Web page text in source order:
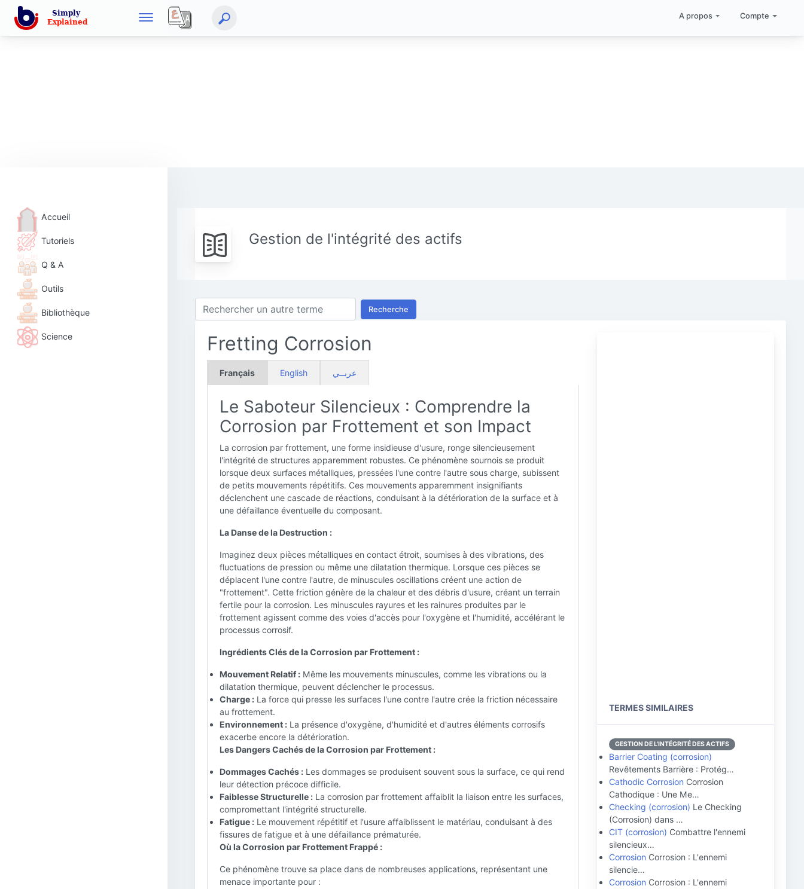
A propos Compte
Accueil
Tutoriels
Q & A
Outils
Bibliothèque
Science
Gestion de l'intégrité des actifs
Recherche
Fretting Corrosion
Français English عربــي
Le Saboteur Silencieux : Comprendre la
Corrosion par Frottement et son Impact
La corrosion par frottement, une forme insidieuse d'usure, ronge silencieusement
l'intégrité de structures apparemment robustes. Ce phénomène sournois se produit
lorsque deux surfaces métalliques, pressées l'une contre l'autre sous charge, subissent
de petits mouvements répétitifs. Ces mouvements apparemment insignifiants
déclenchent une cascade de réactions, conduisant à la détérioration de la surface et à
une défaillance éventuelle du composant.
La Danse de la Destruction :
Imaginez deux pièces métalliques en contact étroit, soumises à des vibrations, des
fluctuations de pression ou même une dilatation thermique. Lorsque ces pièces se
déplacent l'une contre l'autre, de minuscules oscillations créent une action de
"frottement". Cette friction génère de la chaleur et des débris d'usure, créant un terrain
fertile pour la corrosion. Les minuscules rayures et les rainures produites par le
frottement agissent comme des voies d'accès pour l'oxygène et l'humidité, accélérant le
processus corrosif.
Ingrédients Clés de la Corrosion par Frottement :
Mouvement Relatif : Même les mouvements minuscules, comme les vibrations ou la
dilatation thermique, peuvent déclencher le processus.
Charge : La force qui presse les surfaces l'une contre l'autre crée la friction nécessaire
au frottement.
Environnement : La présence d'oxygène, d'humidité et d'autres éléments corrosifs
exacerbe encore la détérioration.
Les Dangers Cachés de la Corrosion par Frottement :
Dommages Cachés : Les dommages se produisent souvent sous la surface, ce qui rend
leur détection précoce difficile.
Faiblesse Structurelle : La corrosion par frottement affaiblit la liaison entre les surfaces,
compromettant l'intégrité structurelle.
Fatigue : Le mouvement répétitif et l'usure affaiblissent le matériau, conduisant à des
fissures de fatigue et à une défaillance prématurée.
Où la Corrosion par Frottement Frappé :
Ce phénomène trouve sa place dans de nombreuses applications, représentant une
menace importante pour :
TERMES SIMILAIRES
GESTION DE L'INTÉGRITÉ DES ACTIFS
Barrier Coating (corrosion)
Revêtements Barrière : Protég…
Cathodic Corrosion Corrosion
Cathodique : Une Me…
Checking (corrosion) Le Checking
(Corrosion) dans …
CIT (corrosion) Combattre l'ennemi
silencieux…
Corrosion Corrosion : L'ennemi
silencie…
Corrosion Corrosion : L'ennemi